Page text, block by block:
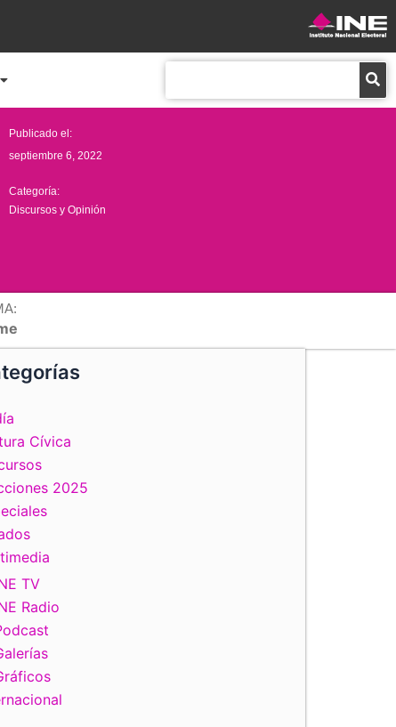
Publicado el:
septiembre 6, 2022
Categoría:
Discursos y Opinión
Cívica
2025
TV
Radio